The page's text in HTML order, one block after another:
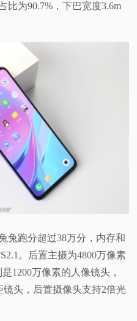
比为90.7%，下巴宽度3.6m
兔跑分超过38万分，内存和
。后置主摄为4800万像素
1200万像素的人像镜头，
镜头，后置摄像头支持2倍光